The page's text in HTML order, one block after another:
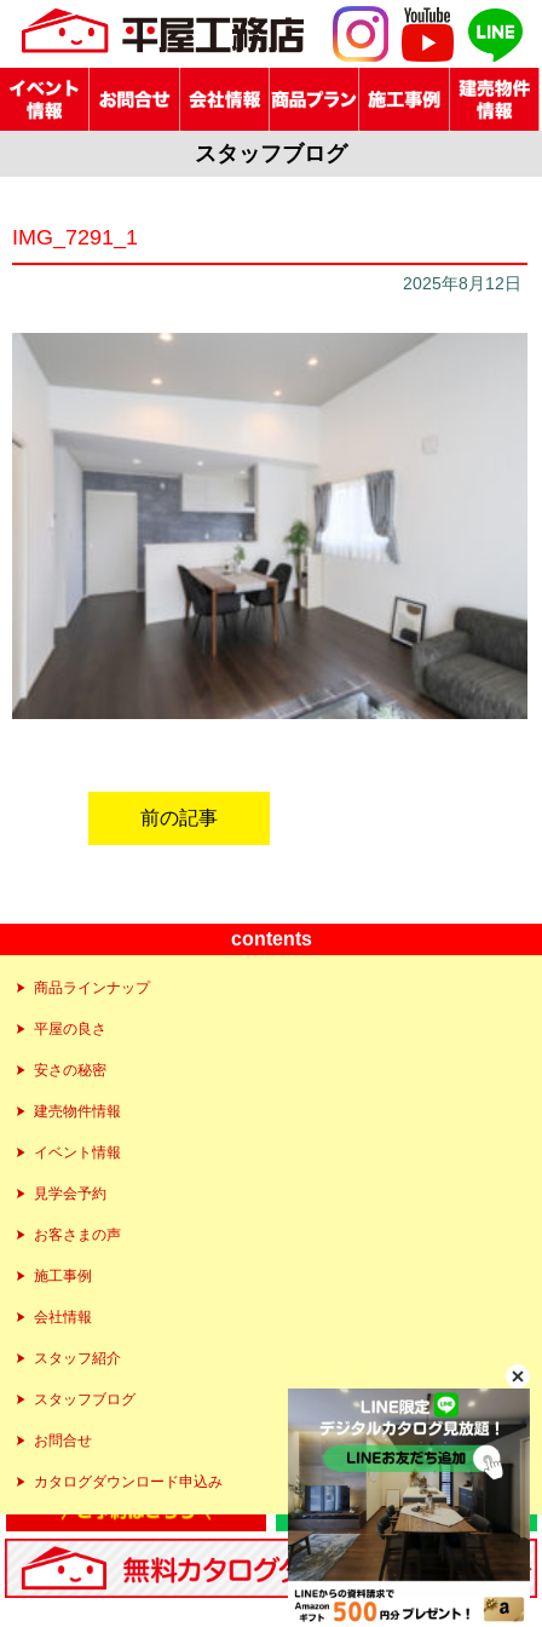
スタッフブログ
IMG_7291_1
2025年8月12日
前の記事
contents
商品ラインナップ
平屋の良さ
安さの秘密
建売物件情報
イベント情報
見学会予約
お客さまの声
施工事例
会社情報
スタッフ紹介
スタッフブログ
お問合せ
カタログダウンロード申込み